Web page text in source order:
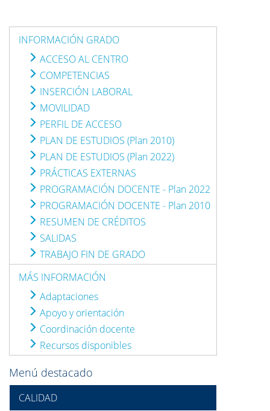
INFORMACIÓN GRADO
ACCESO AL CENTRO
COMPETENCIAS
INSERCIÓN LABORAL
MOVILIDAD
PERFIL DE ACCESO
PLAN DE ESTUDIOS (Plan 2010)
PLAN DE ESTUDIOS (Plan 2022)
PRÁCTICAS EXTERNAS
PROGRAMACIÓN DOCENTE - Plan 2022
PROGRAMACIÓN DOCENTE - Plan 2010
RESUMEN DE CRÉDITOS
SALIDAS
TRABAJO FIN DE GRADO
MÁS INFORMACIÓN
Adaptaciones
Apoyo y orientación
Coordinación docente
Recursos disponibles
Menú destacado
CALIDAD